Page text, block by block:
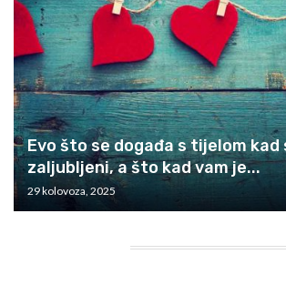
Evo što se događa s tijelom kad
zaljubljeni, a što kad vam je...
29 kolovoza, 2025